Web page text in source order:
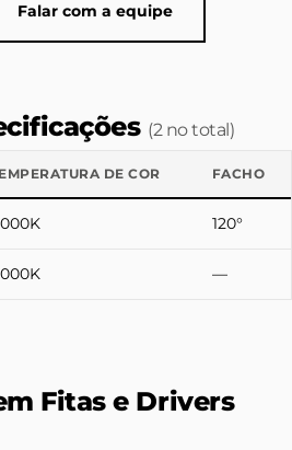
Falar com a equipe
(2 no total)
DE COR FACHO
120°
—
Fitas e Drivers